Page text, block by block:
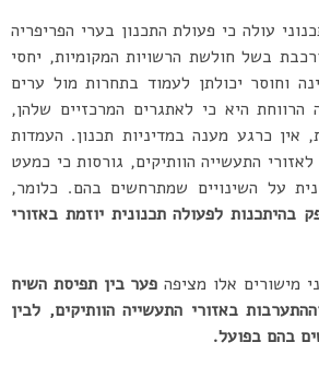
עולה כי פעולת התכנון בערי הפריפריה
בשל חולשת הרשויות המקומיות, יחסי
וחוסר יכולתן לעמוד בתחרות מול ערים
הרווחת היא כי לאתגרים המרכזיים שלהן,
אין כרגע מענה במדיניות תכנון. העמדות
התעשייה הוותיקים, גורסות כי כמעט
על השינויים שמתרחשים בהם. כלומר,
בהיתכנות לפעולה תכנונית יוזמת באזורי
מישורים אלו מציפה פער בין תפיסת השיח
באזורי התעשייה הוותיקים, לבין
בהם בפועל.